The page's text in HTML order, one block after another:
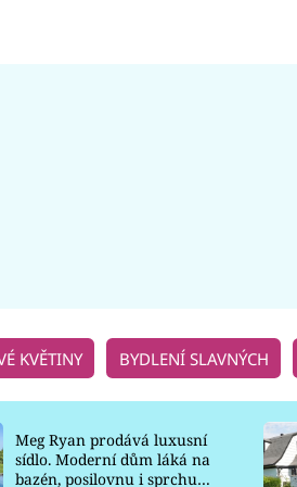
KVĚTINY BYDLENÍ SLAVNÝCH
Meg Ryan prodává luxusní
sídlo. Moderní dům láká na
bazén, posilovnu i sprchu